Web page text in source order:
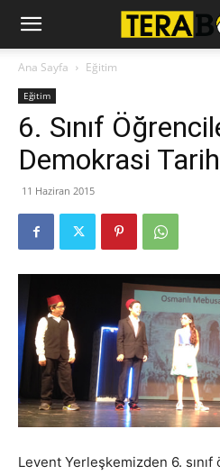
Ana Sayfa Eğitim
Eğitim
6. Sınıf
Demokrasi
11 Haziran 2015
Levent Yerleşkemizden 6.